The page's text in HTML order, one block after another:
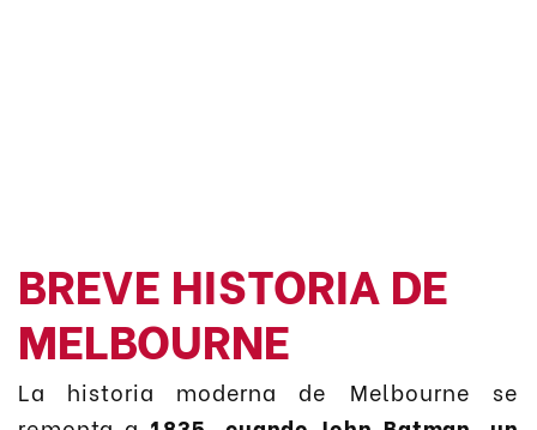
BREVE HISTORIA DE
MELBOURNE
La historia moderna de Melbourne se